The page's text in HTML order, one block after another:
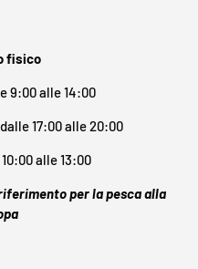
fisico
9:00 alle 14:00
17:00 alle 20:00
alle 13:00
per la pesca alla